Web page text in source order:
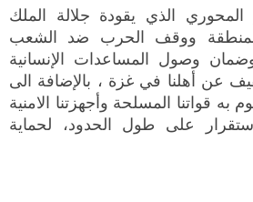
الذي يقودة جلالة الملك
ووقف الحرب ضد الشعب
وصول المساعدات الإنسانية
عن أهلنا في غزة ، بالإضافة الى
به قواتنا المسلحة وأجهزتنا الامنية
على طول الحدود، لحماية